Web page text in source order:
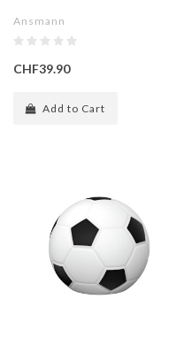
Ansmann
CHF39.90
Add to Cart